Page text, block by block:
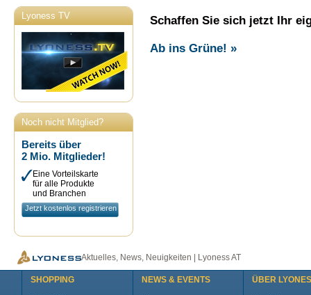
Lyoness TV
Noch nicht Mitglied?
Bereits über
2 Mio. Mitglieder!
Eine Vorteilskarte
für alle Produkte
und Branchen
Jetzt kostenlos registrieren
Schaffen Sie sich jetzt Ihr
Ab ins Grüne! »
Aktuelles, News, Neuigkeiten | Lyoness AT
SHOPPING NEWS & EVENTS ÜBER